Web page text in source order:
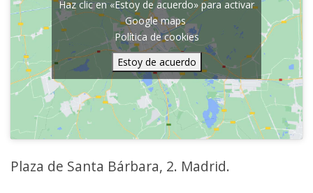
Haz clic en «Estoy de acuerdo» para activar
Google maps
Política de cookies
Estoy de acuerdo
Plaza de Santa Bárbara, 2. Madrid.